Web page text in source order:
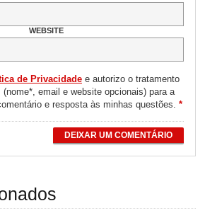
WEBSITE
de Privacidadee autorizo o tratamento
email e website opcionais) para a
e resposta às minhas questões.*
DEIXAR UM COMENTÁRIO